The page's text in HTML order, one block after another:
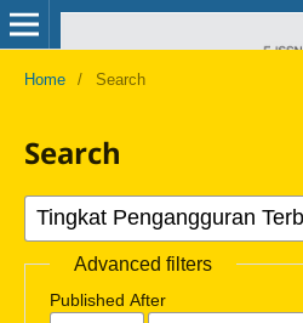
Home / Search
Search
Advanced filters
Published After